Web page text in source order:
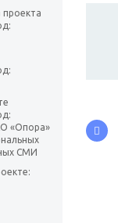
проекта
«Опора»
СМИ